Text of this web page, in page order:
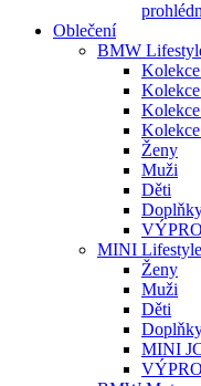
Oblečení
BMW
Ženy
Muži
Děti
MINI Lifestyle
Ženy
Muži
Děti
MINI